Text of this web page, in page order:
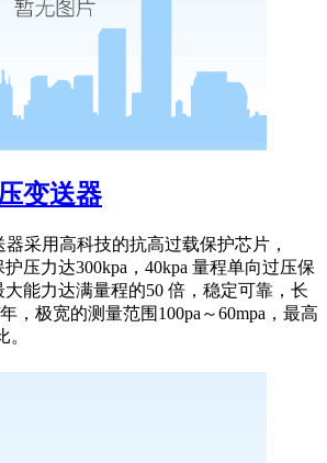
变送器
采用高科技的抗高过载保护芯片，
压力达300kpa，40kpa 量程单向过压保
大能力达满量程的50 倍，稳定可靠，长
，极宽的测量范围100pa～60mpa，最高
。